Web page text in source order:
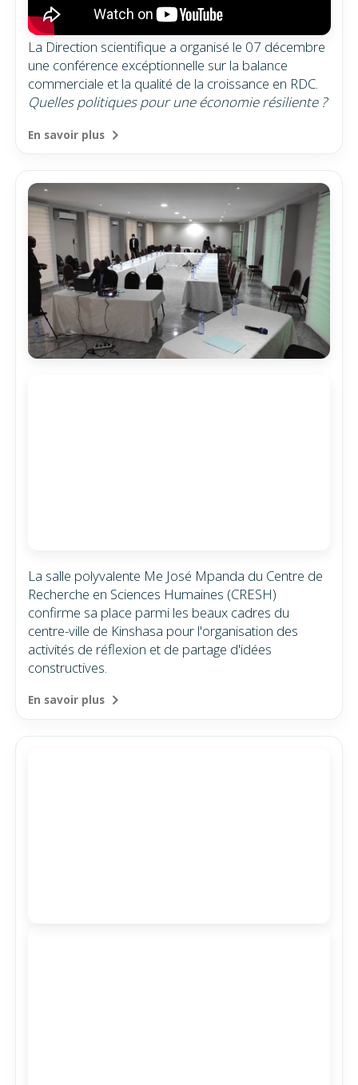
La Direction scientifique a organisé le 07 décembre
une conférence excéptionnelle sur la balance
commerciale et la qualité de la croissance en RDC.
Quelles politiques pour une économie résiliente ?
En savoir plus
La salle polyvalente Me José Mpanda du Centre de
Recherche en Sciences Humaines (CRESH)
confirme sa place parmi les beaux cadres du
centre-ville de Kinshasa pour l'organisation des
activités de réflexion et de partage d'idées
constructives.
En savoir plus